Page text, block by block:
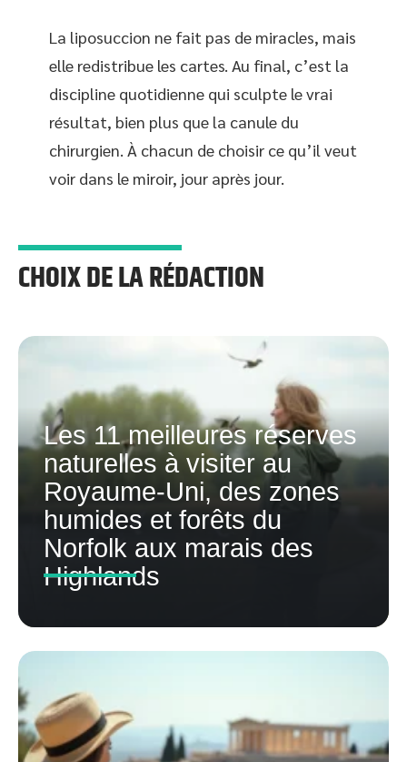
La liposuccion ne fait pas de miracles, mais
elle redistribue les cartes. Au final, c’est la
discipline quotidienne qui sculpte le vrai
résultat, bien plus que la canule du
chirurgien. À chacun de choisir ce qu’il veut
voir dans le miroir, jour après jour.
CHOIX DE LA RÉDACTION
Les 11 meilleures réserves
naturelles à visiter au
Royaume-Uni, des zones
humides et forêts du
Norfolk aux marais des
Highlands